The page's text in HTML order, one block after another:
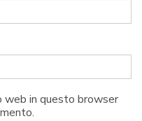
web in questo browser